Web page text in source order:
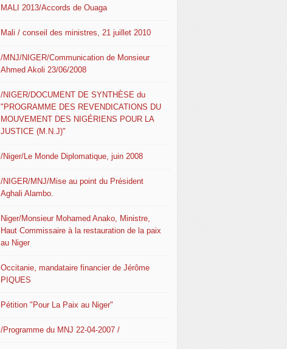
MALI 2013/Accords de Ouaga
Mali / conseil des ministres, 21 juillet 2010
/MNJ/NIGER/Communication de Monsieur
Ahmed Akoli 23/06/2008
/NIGER/DOCUMENT DE SYNTHÈSE du
"PROGRAMME DES REVENDICATIONS DU
MOUVEMENT DES NIGÉRIENS POUR LA
JUSTICE (M.N.J)"
/Niger/Le Monde Diplomatique, juin 2008
/NIGER/MNJ/Mise au point du Président
Aghali Alambo.
Niger/Monsieur Mohamed Anako, Ministre,
Haut Commissaire à la restauration de la paix
au Niger
Occitanie, mandataire financier de Jérôme
PIQUES
Pétition "Pour La Paix au Niger"
/Programme du MNJ 22-04-2007 /